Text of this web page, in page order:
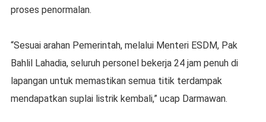
proses penormalan.
“Sesuai arahan Pemerintah, melalui Menteri ESDM, Pak
Bahlil Lahadia, seluruh personel bekerja 24 jam penuh di
lapangan untuk memastikan semua titik terdampak
mendapatkan suplai listrik kembali,” ucap Darmawan.